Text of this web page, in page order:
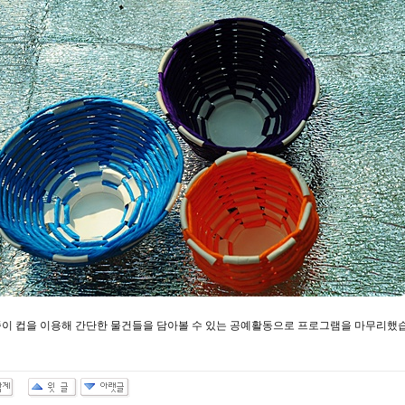
컵을 이용해 간단한 물건들을 담아볼 수 있는 공예활동으로 프로그램을 마무리했